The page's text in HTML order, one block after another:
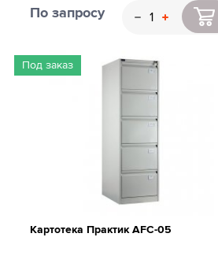
По запросу
Под заказ
Картотека Практик AFC-05